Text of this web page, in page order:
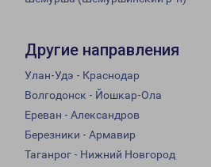
Другие направления
Улан-Удэ - Краснодар
Волгодонск - Йошкар-Ола
Ереван - Александров
Березники - Армавир
Таганрог - Нижний Новгород